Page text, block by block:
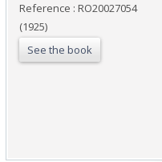
Reference : RO20027054
(1925)
See the book